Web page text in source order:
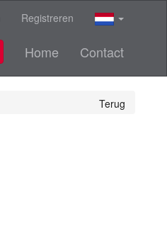
Registreren
Home Contact
Terug